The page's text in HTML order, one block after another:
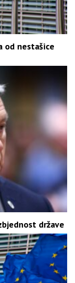
od nestašice
države